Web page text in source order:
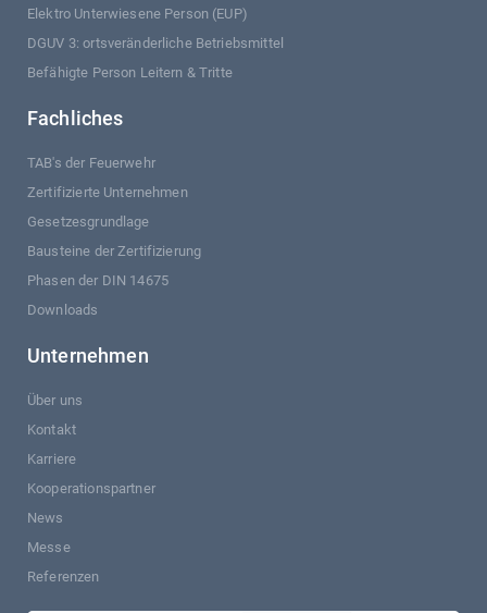
Elektro Unterwiesene Person (EUP)
DGUV 3: ortsveränderliche Betriebsmittel
Befähigte Person Leitern & Tritte
Fachliches
TAB's der Feuerwehr
Zertifizierte Unternehmen
Gesetzesgrundlage
Bausteine der Zertifizierung
Phasen der DIN 14675
Downloads
Unternehmen
Über uns
Kontakt
Karriere
Kooperationspartner
News
Messe
Referenzen